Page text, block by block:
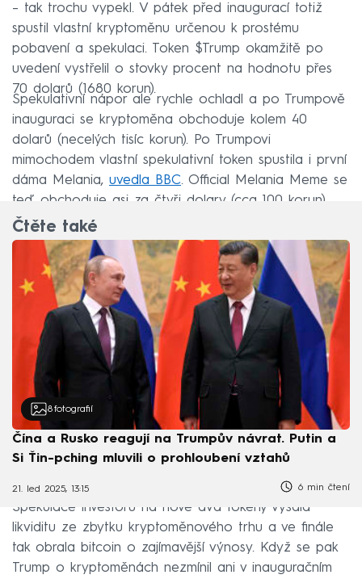
– tak trochu vypekl. V pátek před inaugurací totiž
spustil vlastní kryptoměnu určenou k prostému
pobavení a spekulaci. Token $Trump okamžitě po
uvedení vystřelil o stovky procent na hodnotu přes
70 dolarů (1680 korun).
Spekulativní nápor ale rychle ochladl a po Trumpově
inauguraci se kryptoměna obchoduje kolem 40
dolarů (necelých tisíc korun). Po Trumpovi
mimochodem vlastní spekulativní token spustila i první
dáma Melania, uvedla BBC. Official Melania Meme se
teď obchoduje asi za čtyři dolary (cca 100 korun).
Čtěte také
8 fotografií
Čína a Rusko reagují na Trumpův návrat. Putin a
Si Ťin-pching mluvili o prohloubení vztahů
21. led 2025, 13:15 6 min čtení
Spekulace investorů na nové dva tokeny vysála
likviditu ze zbytku kryptoměnového trhu a ve finále
tak obrala bitcoin o zajímavější výnosy. Když se pak
Trump o kryptoměnách nezmínil ani v inauguračním